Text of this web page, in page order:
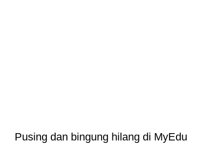
Pusing dan bingung hilang di MyEdu